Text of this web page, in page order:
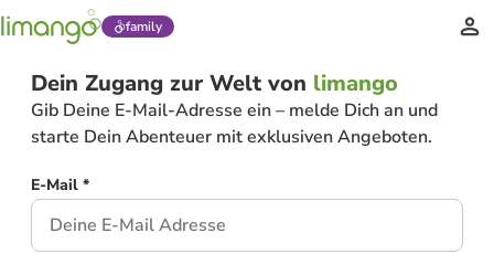
family
Dein Zugang zur Welt von limango
Gib Deine E-Mail-Adresse ein – melde Dich an und
starte Dein Abenteuer mit exklusiven Angeboten.
E-Mail *